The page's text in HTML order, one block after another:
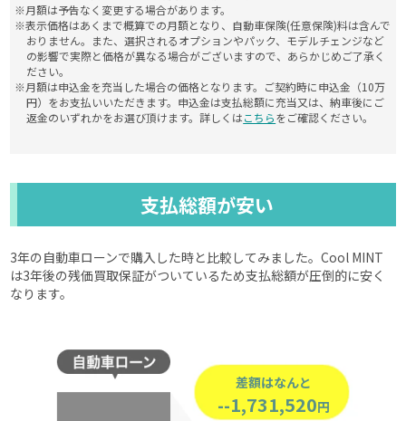
※月額は予告なく変更する場合があります。
※表示価格はあくまで概算での月額となり、自動車保険(任意保険)料は含んで
おりません。また、選択されるオプションやパック、モデルチェンジなど
の影響で実際と価格が異なる場合がございますので、あらかじめご了承く
ださい。
※月額は申込金を充当した場合の価格となります。ご契約時に申込金（10万
円）をお支払いいただきます。申込金は支払総額に充当又は、納車後にご
返金のいずれかをお選び頂けます。詳しくはこちらをご確認ください。
支払総額が安い
3年の自動車ローンで購入した時と比較してみました。Cool MINT
は3年後の残価買取保証がついているため支払総額が圧倒的に安く
なります。
差額はなんと
--1,731,520円